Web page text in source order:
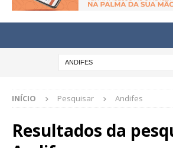
INÍCIO Pesquisar Andifes
Resultados da